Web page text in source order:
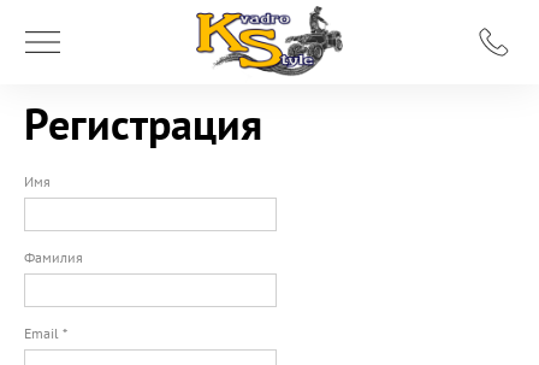
Регистрация
Имя
Фамилия
Email *